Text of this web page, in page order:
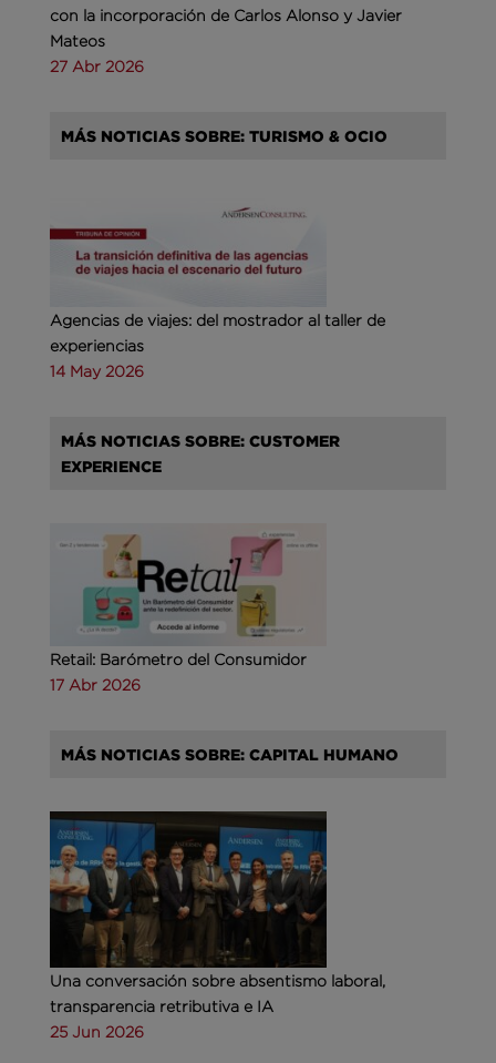
con la incorporación de Carlos Alonso y Javier
Mateos
27 Abr 2026
MÁS NOTICIAS SOBRE: TURISMO & OCIO
Agencias de viajes: del mostrador al taller de
experiencias
14 May 2026
MÁS NOTICIAS SOBRE: CUSTOMER
EXPERIENCE
Retail: Barómetro del Consumidor
17 Abr 2026
MÁS NOTICIAS SOBRE: CAPITAL HUMANO
Una conversación sobre absentismo laboral,
transparencia retributiva e IA
25 Jun 2026